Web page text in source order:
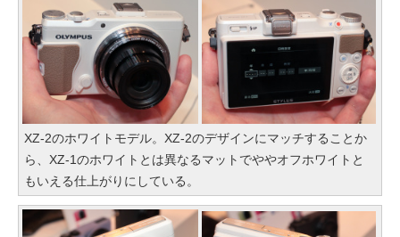
XZ-2のホワイトモデル。XZ-2のデザインにマッチすることか
ら、XZ-1のホワイトとは異なるマットでややオフホワイトと
もいえる仕上がりにしている。